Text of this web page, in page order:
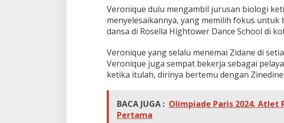
Veronique dulu mengambil jurusan biologi
menyelesaikannya, yang memilih fokus
dansa di Rosella Hightower Dance School di
Veronique yang selalu menemai Zidane di
Veronique juga sempat bekerja sebagai
ketika itulah, dirinya bertemu dengan Zinedine
BACA JUGA : Olimpiade Paris 2024, Atlet
Pertama